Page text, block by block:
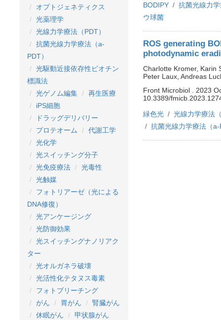
オプトジェネティクス
光薬理学
光線力学療法（PDT）
抗菌光線力学療法（a-
PDT）
光駆動近接依存性ビオチン
標識法
光ゲノム編集
再生医療
iPS細胞
ドラッグデリバリー
プロテオーム
代謝工学
光化学
光スイッチング分子
光免疫療法
光毒性
光触媒
フォトリアーゼ（光による
DNA修復）
光アンケージング
光防御効果
光スイッチングナノリアク
ター
光オルガネラ破壊
光活性化テタヌス毒素
フォトブリーチング
がん
胃がん
腎臓がん
休眠がん
甲状腺がん
BODIPY
抗菌光線力
ウ球菌
ROS generating
photodynamic
Charlotte Kromer, Karin
Peter Laux, Andreas
Front Microbiol . 2023
10.3389/
緑色光
光線力学療法
抗菌光線力学療法（